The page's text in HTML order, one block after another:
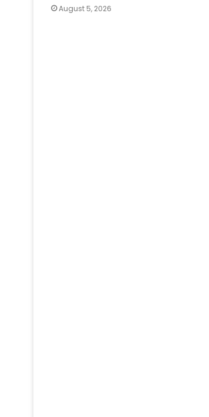
August 5, 2026